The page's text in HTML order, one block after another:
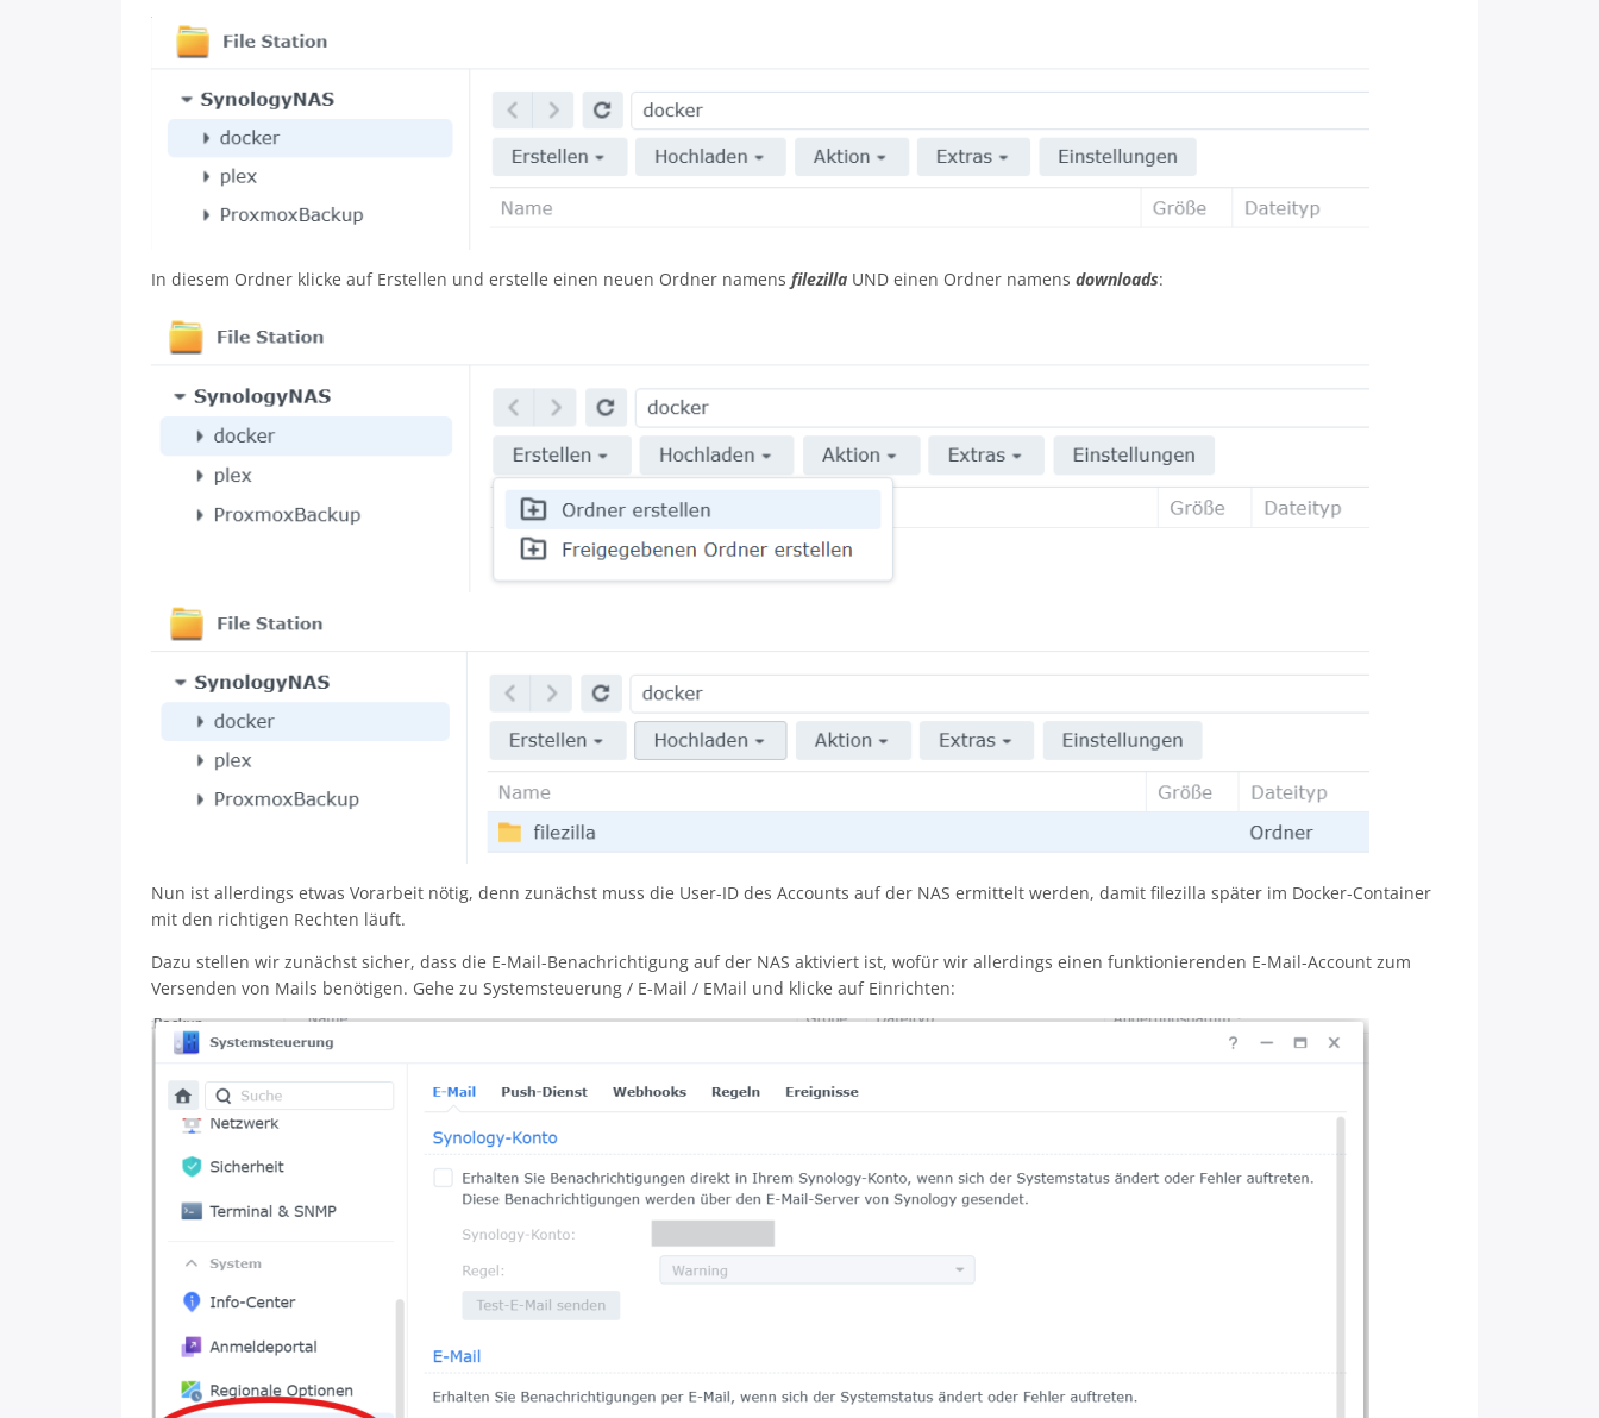
In diesem Ordner klicke auf Erstellen und erstelle einen neuen Ordner namens filezilla UND einen Ordner namens downloads:
Nun ist allerdings etwas Vorarbeit nötig, denn zunächst muss die User-ID des Accounts auf der NAS ermittelt werden, damit filezilla später im Docker-Container
mit den richtigen Rechten läuft.
Dazu stellen wir zunächst sicher, dass die E-Mail-Benachrichtigung auf der NAS aktiviert ist, wofür wir allerdings einen funktionierenden E-Mail-Account zum
Versenden von Mails benötigen. Gehe zu Systemsteuerung / E-Mail / EMail und klicke auf Einrichten: